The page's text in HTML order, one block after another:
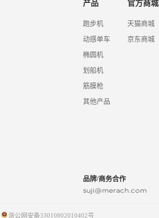
产品
跑步机
动感单车
椭圆机
划船机
筋膜枪
其他产品
官方商城
天猫商城
京东商城
品牌/商务合作
suji@merach.com
浙公网安备33010802010402号